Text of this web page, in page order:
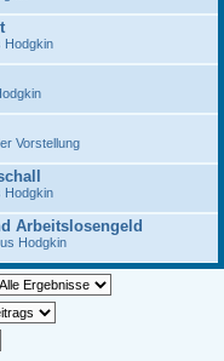
Hodgkin
Vorstellung
Hodgkin
Arbeitslosengeld
Hodgkin